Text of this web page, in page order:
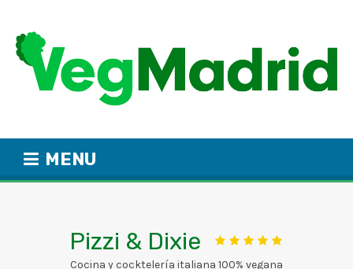
MENU
Pizzi & Dixie
Cocina y cocktelería italiana 100% vegana